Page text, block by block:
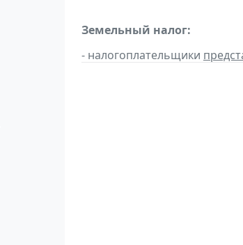
Земельный налог:
- налогоплательщики